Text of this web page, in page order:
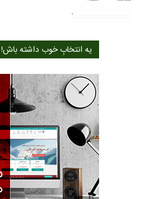
یه انتخابِ خوب داشته باش!